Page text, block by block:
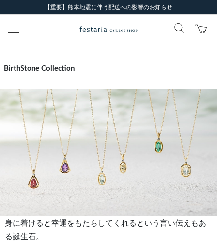
【重要】熊本地震に伴う配送への影響のお知らせ
BirthStone Collection
身に着けると幸運をもたらしてくれるという言い伝えもあ
る誕生石。